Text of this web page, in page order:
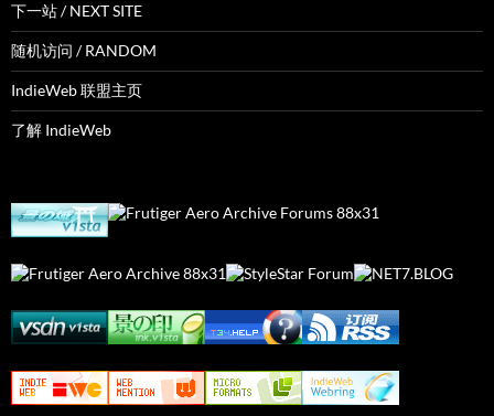
下一站 / NEXT SITE
随机访问 / RANDOM
IndieWeb 联盟主页
了解 IndieWeb